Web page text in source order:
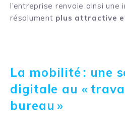
l’entreprise renvoie ainsi une
résolument plus attractive
La mobilité : une
digitale au «
bureau »